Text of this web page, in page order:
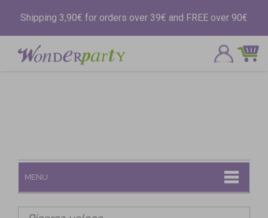
Shipping 3,90€ for orders over 39€ and FREE over 90€
MENU